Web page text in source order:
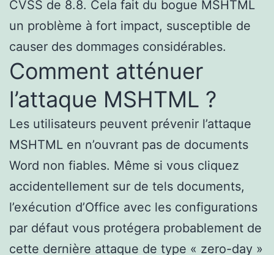
CVSS de 8.8. Cela fait du bogue MSHTML
un problème à fort impact, susceptible de
causer des dommages considérables.
Comment atténuer
l’attaque MSHTML ?
Les utilisateurs peuvent prévenir l’attaque
MSHTML en n’ouvrant pas de documents
Word non fiables. Même si vous cliquez
accidentellement sur de tels documents,
l’exécution d’Office avec les configurations
par défaut vous protégera probablement de
cette dernière attaque de type « zero-day »